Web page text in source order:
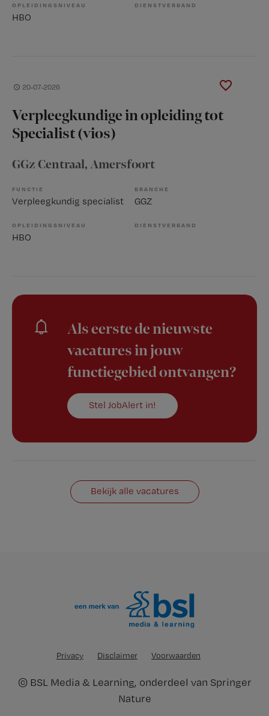
OPLEIDINGSNIVEAU
HBO
DIENSTVERBAND
20-07-2026
Verpleegkundige in opleiding tot
Specialist (vios)
GGz Centraal, Amersfoort
FUNCTIE
Verpleegkundig specialist
BRANCHE
GGZ
OPLEIDINGSNIVEAU
HBO
DIENSTVERBAND
Als eerste de nieuwste
vacatures in jouw
functiegebied ontvangen?
Stel JobAlert in!
Bekijk alle vacatures
Privacy Disclaimer Voorwaarden
© BSL Media & Learning, onderdeel van Springer
Nature